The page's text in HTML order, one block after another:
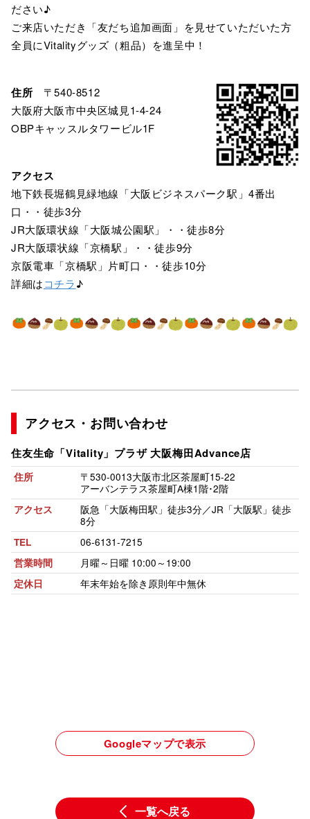
ださい♪
ご来店いただき「友だち追加画面」を見せていただいた方
全員にVitalityグッズ（粗品）を進呈中！
住所 〒540-8512
大阪府大阪市中央区城見1-4-24
OBPキャッスルタワービル1F
アクセス
地下鉄長堀鶴見緑地線「大阪ビジネスパーク駅」4番出
口・・徒歩3分
JR大阪環状線「大阪城公園駅」・・徒歩8分
JR大阪環状線「京橋駅」・・徒歩9分
京阪電車「京橋駅」片町口・・徒歩10分
詳細はコチラ♪
アクセス・お問い合わせ
住友生命「Vitality」プラザ 大阪梅田Advance店
住所 〒530-0013大阪市北区茶屋町15-22
アーバンテラス茶屋町A棟1階･2階
アクセス
阪急「大阪梅田駅」徒歩3分／JR「大阪駅」徒歩
8分
TEL 06-6131-7215
営業時間 月曜～日曜 10:00～19:00
定休日 年末年始を除き原則年中無休
Googleマップで表示
一覧へ戻る